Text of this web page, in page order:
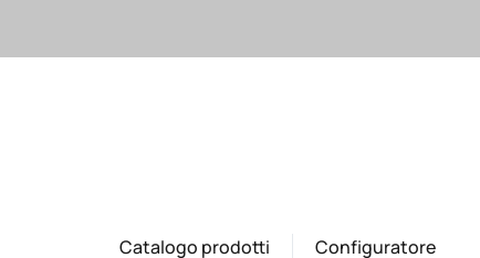
Catalogo prodotti Configuratore